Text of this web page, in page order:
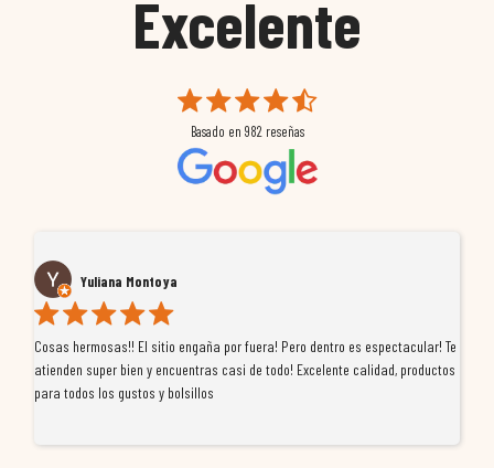
Excelente
Basado en 982 reseñas
Yuliana Montoya
Cosas hermosas!! El sitio engaña por fuera! Pero dentro es espectacular! Te
atienden super bien y encuentras casi de todo! Excelente calidad, productos
para todos los gustos y bolsillos